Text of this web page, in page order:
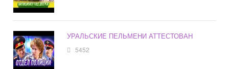
УРАЛЬСКИЕ ПЕЛЬМЕНИ АТТЕСТОВАН
5452